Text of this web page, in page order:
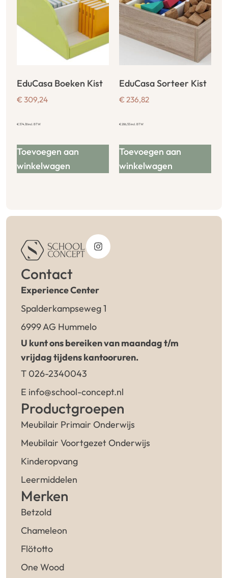
EduCasa Boeken Kist
€ 309,24
€374,18incl. BTW
Toevoegen aan
winkelwagen
EduCasa Sorteer Kist
€ 236,82
€286,55incl. BTW
Toevoegen aan
winkelwagen
Contact
Experience Center
Spalderkampseweg 1
6999 AG Hummelo
U kunt ons bereiken van maandag t/m
vrijdag tijdens kantooruren.
T 026-2340043
E info@school-concept.nl
Productgroepen
Meubilair Primair Onderwijs
Meubilair Voortgezet Onderwijs
Kinderopvang
Leermiddelen
Merken
Betzold
Chameleon
Flötotto
One Wood